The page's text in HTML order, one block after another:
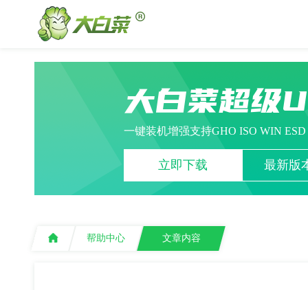
大白菜超级
一键装机增强支持GHO ISO WIN
立即下载 最新版
帮助中心 文章内容